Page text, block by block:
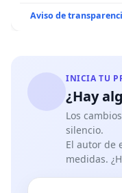
Aviso de
INICIA TU
¿Hay
Los
silencio.
El autor de
medidas.